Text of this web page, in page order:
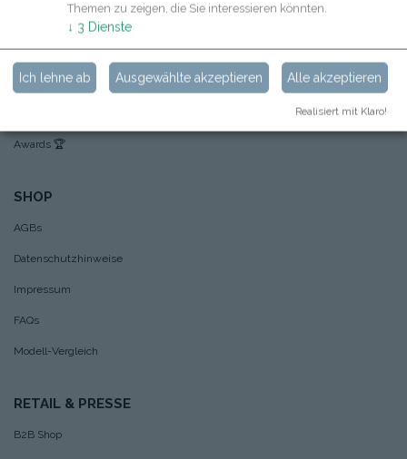
Was uns wichtig ist
Über Hoppstar
Hoppstar Beispielfotos
Awards 🏆
SHOP
AGBs
Datenschutzhinweise
Impressum
FAQs
Modell-Vergleich
RETAIL & PRESSE
B2B Shop
Themen zu zeigen, die Sie interessieren könnten.
↓ 3 Dienste
Ich lehne ab Ausgewählte akzeptieren Alle akzeptieren
Realisiert mit Klaro!